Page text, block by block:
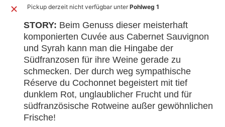
Pickup derzeit nicht verfügbar unter Pohlweg 1
STORY: Beim Genuss dieser meisterhaft
komponierten Cuvée aus Cabernet Sauvignon
und Syrah kann man die Hingabe der
Südfranzosen für ihre Weine gerade zu
schmecken. Der durch weg sympathische
Réserve du Cochonnet begeistert mit tief
dunklem Rot, unglaublicher Frucht und für
südfranzösische Rotweine außer gewöhnlichen
Frische!